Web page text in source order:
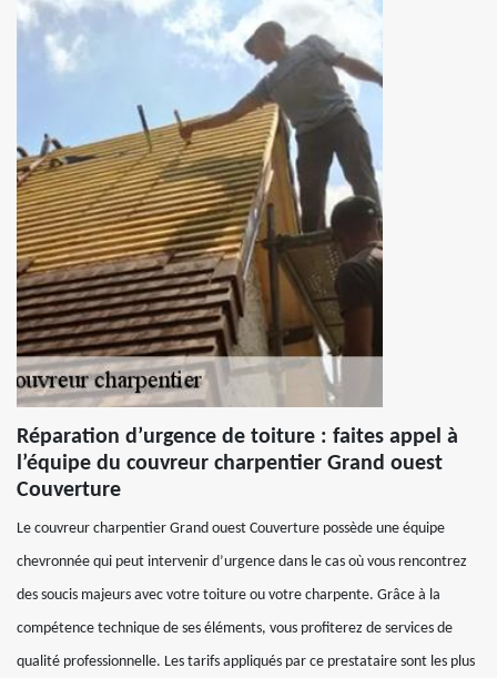
Réparation d’urgence de toiture : faites appel à
l’équipe du couvreur charpentier Grand ouest
Couverture
Le couvreur charpentier Grand ouest Couverture possède une équipe
chevronnée qui peut intervenir d’urgence dans le cas où vous rencontrez
des soucis majeurs avec votre toiture ou votre charpente. Grâce à la
compétence technique de ses éléments, vous profiterez de services de
qualité professionnelle. Les tarifs appliqués par ce prestataire sont les plus